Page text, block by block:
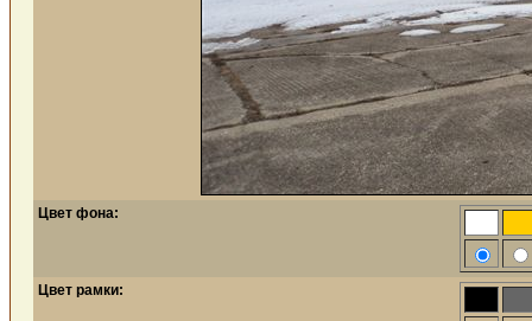
Цвет фона:
Цвет рамки: